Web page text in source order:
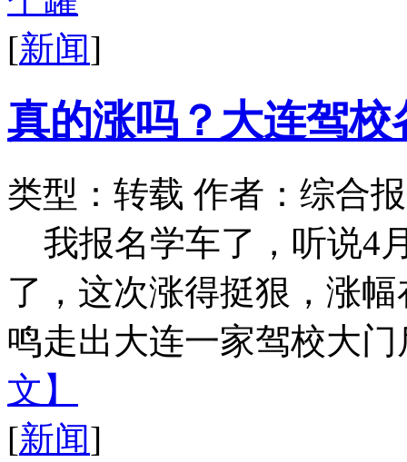
[新闻]
真的涨吗？大连驾校
类型：转载 作者：综合
我报名学车了，听说4
了，这次涨得挺狠，涨
鸣走出大连一家驾校大
文】
[新闻]